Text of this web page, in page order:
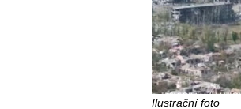
Ilustrační foto